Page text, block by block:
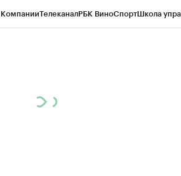
ТелеканалРБК ВиноСпортШкола